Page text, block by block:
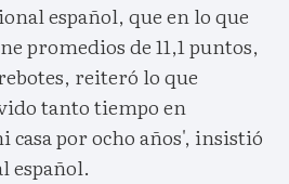
español, que en lo que
promedios de 11,1 puntos,
reiteró lo que
tanto tiempo en
por ocho años', insistió
español.